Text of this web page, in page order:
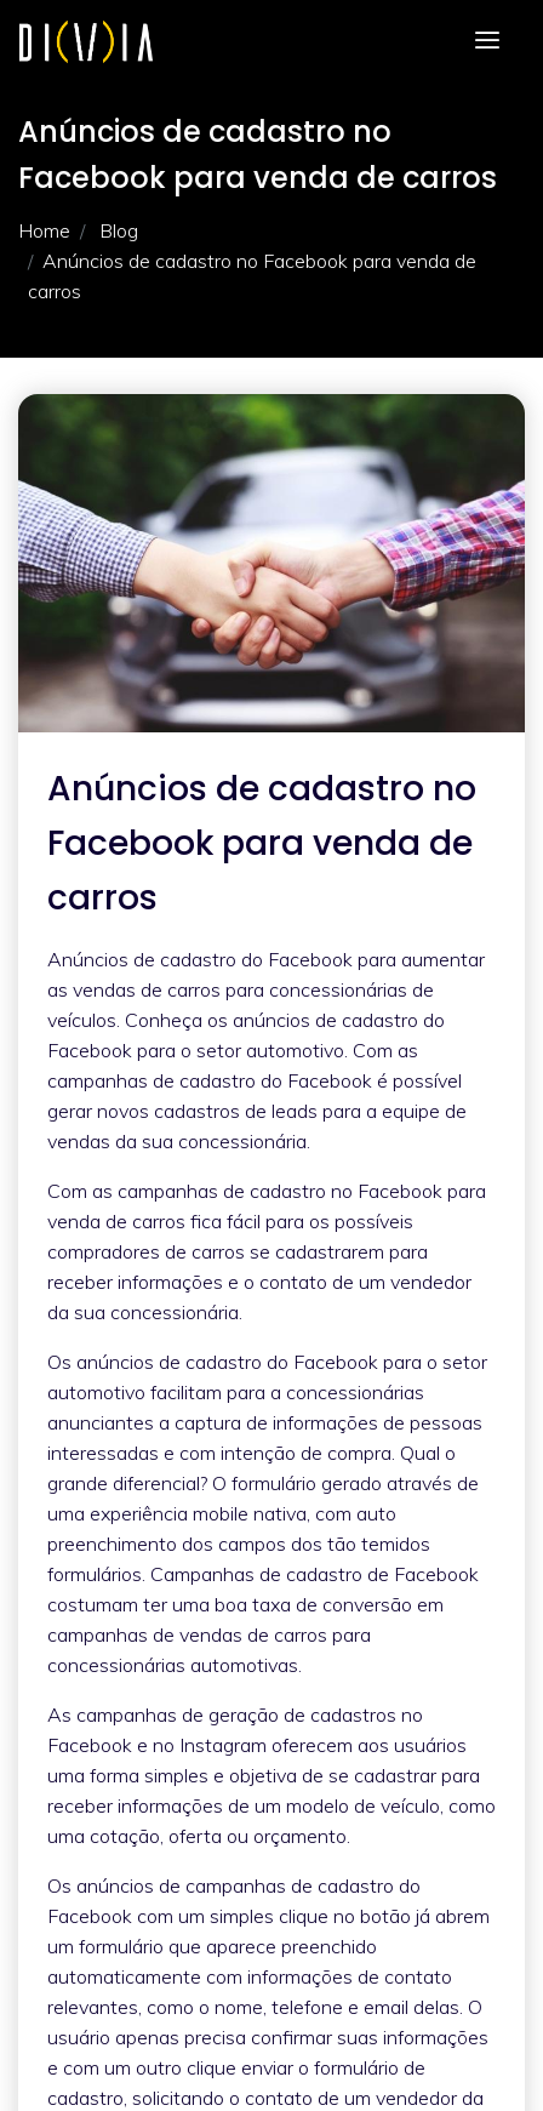
Anúncios de cadastro no
Facebook para venda de carros
Home
Blog
Anúncios de cadastro no Facebook para venda de
carros
Anúncios de cadastro no
Facebook para venda de
carros
Anúncios de cadastro do Facebook para aumentar
as vendas de carros para concessionárias de
veículos. Conheça os anúncios de cadastro do
Facebook para o setor automotivo. Com as
campanhas de cadastro do Facebook é possível
gerar novos cadastros de leads para a equipe de
vendas da sua concessionária.
Com as campanhas de cadastro no Facebook para
venda de carros fica fácil para os possíveis
compradores de carros se cadastrarem para
receber informações e o contato de um vendedor
da sua concessionária.
Os anúncios de cadastro do Facebook para o setor
automotivo facilitam para a concessionárias
anunciantes a captura de informações de pessoas
interessadas e com intenção de compra. Qual o
grande diferencial? O formulário gerado através de
uma experiência mobile nativa, com auto
preenchimento dos campos dos tão temidos
formulários. Campanhas de cadastro de Facebook
costumam ter uma boa taxa de conversão em
campanhas de vendas de carros para
concessionárias automotivas.
As campanhas de geração de cadastros no
Facebook e no Instagram oferecem aos usuários
uma forma simples e objetiva de se cadastrar para
receber informações de um modelo de veículo, como
uma cotação, oferta ou orçamento.
Os anúncios de campanhas de cadastro do
Facebook com um simples clique no botão já abrem
um formulário que aparece preenchido
automaticamente com informações de contato
relevantes, como o nome, telefone e email delas. O
usuário apenas precisa confirmar suas informações
e com um outro clique enviar o formulário de
cadastro, solicitando o contato de um vendedor da